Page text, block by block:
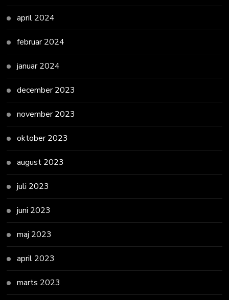
april 2024
februar 2024
januar 2024
december 2023
november 2023
oktober 2023
august 2023
juli 2023
juni 2023
maj 2023
april 2023
marts 2023